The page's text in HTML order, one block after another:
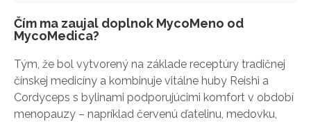
Čím ma zaujal doplnok MycoMeno od
MycoMedica?
Tým, že bol vytvorený na základe receptúry tradičnej
čínskej medicíny a kombinuje vitálne huby Reishi a
Cordyceps s bylinami podporujúcimi komfort v období
menopauzy – napríklad červenú ďatelinu, medovku,